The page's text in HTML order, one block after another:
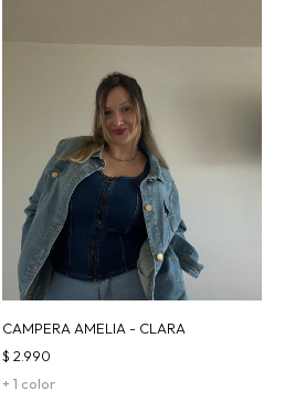
CAMPERA AMELIA - CLARA
+ 1 color
$ 2.990